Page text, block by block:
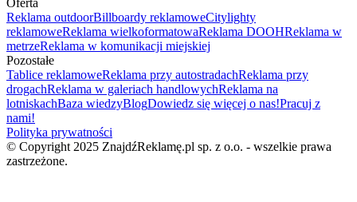
Oferta
Reklama outdoorBillboardy reklamoweCitylighty
reklamoweReklama wielkoformatowaReklama DOOHReklama w
metrzeReklama w komunikacji miejskiej
Pozostałe
Tablice reklamoweReklama przy autostradachReklama przy
drogachReklama w galeriach handlowychReklama na
lotniskachBaza wiedzyBlogDowiedz się więcej o nas!Pracuj z
nami!
Polityka prywatności
© Copyright 2025 ZnajdźReklamę.pl sp. z o.o. - wszelkie prawa
zastrzeżone.